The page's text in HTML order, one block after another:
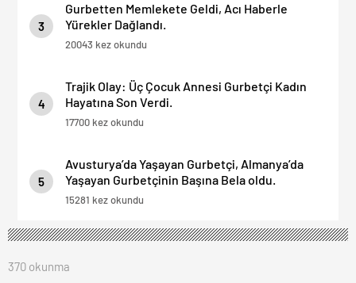
3
Gurbetten Memlekete Geldi, Acı Haberle
Yürekler Dağlandı.
20043 kez okundu
4
Trajik Olay: Üç Çocuk Annesi Gurbetçi Kadın
Hayatına Son Verdi.
17700 kez okundu
5
Avusturya’da Yaşayan Gurbetçi, Almanya’da
Yaşayan Gurbetçinin Başına Bela oldu.
15281 kez okundu
370 okunma